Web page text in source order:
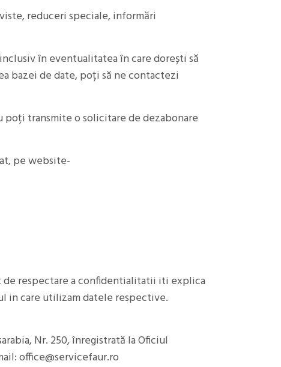
reduceri speciale, informări
în eventualitatea în care dorești să
bazei de date, poți să ne contactezi
transmite o solicitare de dezabonare
pe website-
de respectare a confidentialitatii iti explica
in care utilizam datele respective.
Nr. 250, înregistrată la Oficiul
office@servicefaur.ro